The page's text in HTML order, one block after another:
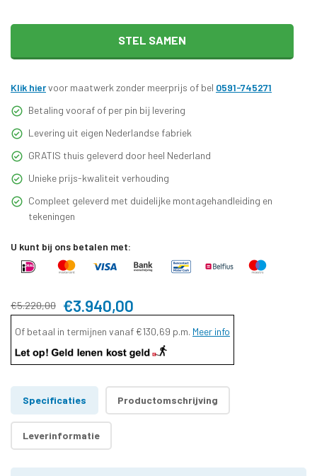
STEL SAMEN
Klik hiervoor maatwerk zonder meerprijs of bel 0591-745271
Betaling vooraf of per pin bij levering
Levering uit eigen Nederlandse fabriek
GRATIS thuis geleverd door heel Nederland
Unieke prijs-kwaliteit verhouding
Compleet geleverd met duidelijke montagehandleiding en
tekeningen
U kunt bij ons betalen met:
€5.220,00 €3.940,00
Of betaal in termijnen vanaf €130,69 p.m. Meer info
Specificaties Productomschrijving
Leverinformatie